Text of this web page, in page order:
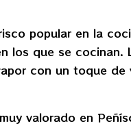
popular en la
los que se
con un toque
valorado en